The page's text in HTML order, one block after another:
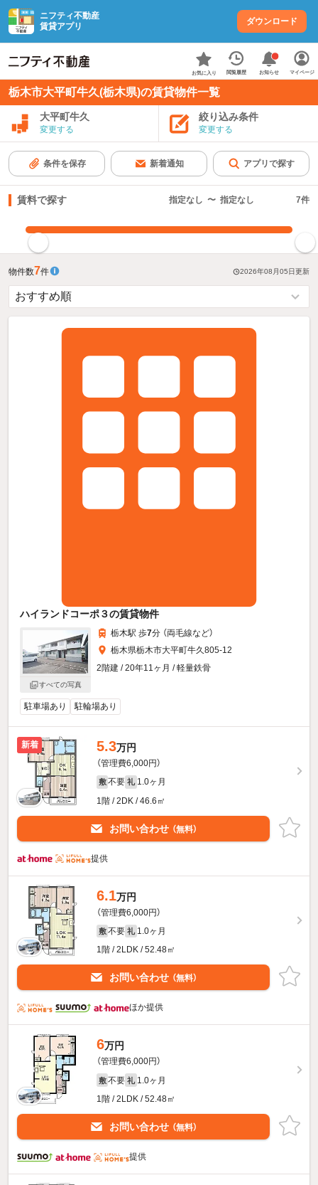
ニフティ不動産
賃貸アプリ
ダウンロード
お気に入り 閲覧履歴 お知らせ マイページ
栃木市大平町牛久(栃木県)の賃貸物件一覧
大平町牛久
変更する
絞り込み条件
変更する
条件を保存 新着通知 アプリで探す
賃料で探す 指定なし 〜 指定なし 7件
物件数7件 2026年08月05日更新
ハイランドコーポ３の賃貸物件
すべての写真
栃木駅 歩7分 （両毛線など）
栃木県栃木市大平町牛久805-12
2階建 / 20年11ヶ月 / 軽量鉄骨
駐車場あり 駐輪場あり
新着 5.3万円
（管理費6,000円）
敷 不要 礼 1.0ヶ月
1階 / 2DK / 46.6㎡
お問い合わせ （無料）
提供
6.1万円
（管理費6,000円）
敷 不要 礼 1.0ヶ月
1階 / 2LDK / 52.48㎡
お問い合わせ （無料）
ほか提供
6万円
（管理費6,000円）
敷 不要 礼 1.0ヶ月
1階 / 2LDK / 52.48㎡
お問い合わせ （無料）
提供